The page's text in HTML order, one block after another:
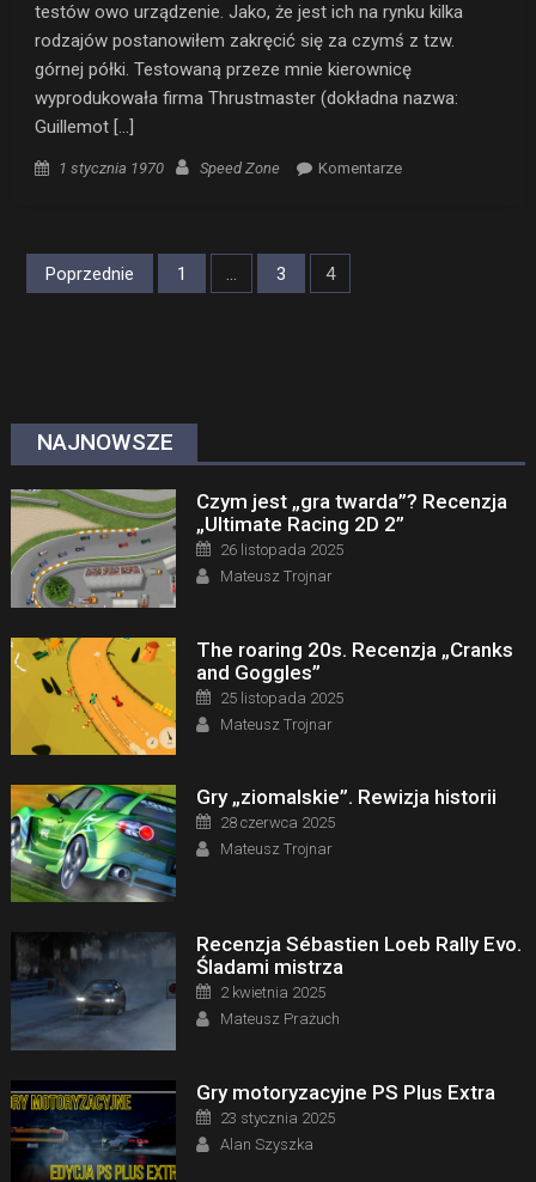
testów owo urządzenie. Jako, że jest ich na rynku kilka
rodzajów postanowiłem zakręcić się za czymś z tzw.
górnej półki. Testowaną przeze mnie kierownicę
wyprodukowała firma Thrustmaster (dokładna nazwa:
Guillemot […]
Posted on
1 stycznia 1970 Author
Speed Zone Komentarze
Stronicowanie
Poprzednie 1 … 3 4
NAJNOWSZE
Czym jest „gra twarda”? Recenzja
„Ultimate Racing 2D 2”
Posted on
26 listopada 2025
Author
Mateusz Trojnar
The roaring 20s. Recenzja „Cranks
and Goggles”
Posted on
25 listopada 2025
Author
Mateusz Trojnar
Gry „ziomalskie”. Rewizja historii
Posted on
28 czerwca 2025
Author
Mateusz Trojnar
Recenzja Sébastien Loeb Rally Evo.
Śladami mistrza
Posted on
2 kwietnia 2025
Author
Mateusz Prażuch
Gry motoryzacyjne PS Plus Extra
Posted on
23 stycznia 2025
Author
Alan Szyszka